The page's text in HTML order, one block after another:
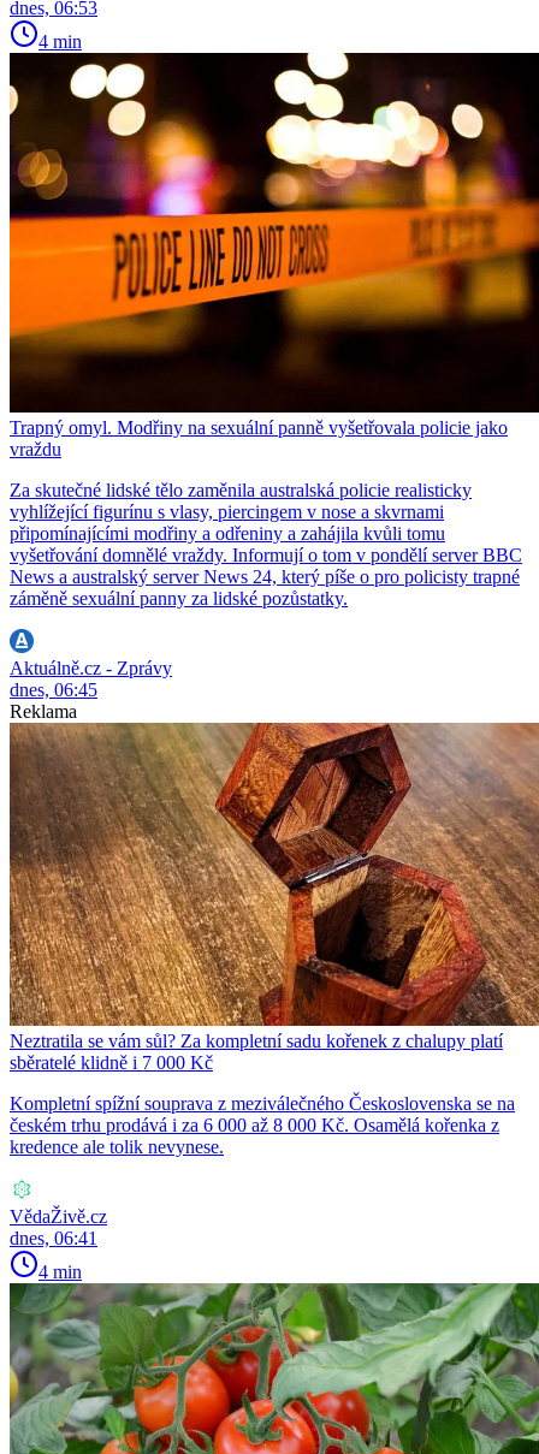
dnes, 06:53
4 min
Trapný omyl. Modřiny na sexuální panně vyšetřovala policie jako
vraždu
Za skutečné lidské tělo zaměnila australská policie realisticky
vyhlížející figurínu s vlasy, piercingem v nose a skvrnami
připomínajícími modřiny a odřeniny a zahájila kvůli tomu
vyšetřování domnělé vraždy. Informují o tom v pondělí server BBC
News a australský server News 24, který píše o pro policisty trapné
záměně sexuální panny za lidské pozůstatky.
Aktuálně.cz - Zprávy
dnes, 06:45
Reklama
Neztratila se vám sůl? Za kompletní sadu kořenek z chalupy platí
sběratelé klidně i 7 000 Kč
Kompletní spížní souprava z meziválečného Československa se na
českém trhu prodává i za 6 000 až 8 000 Kč. Osamělá kořenka z
kredence ale tolik nevynese.
VědaŽivě.cz
dnes, 06:41
4 min